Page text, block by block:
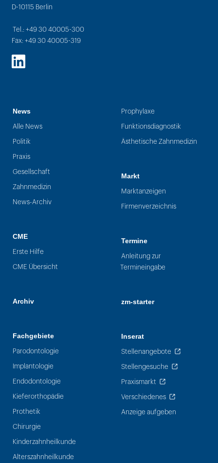
D-10115 Berlin
Tel.: +49 30 40005-300
Fax: +49 30 40005-319
LinkedIn
News
Alle News
Politik
Praxis
Gesellschaft
Zahnmedizin
News-Archiv
CME
Erste Hilfe
CME Übersicht
Archiv
Fachgebiete
Parodontologie
Implantologie
Endodontologie
Kieferorthopädie
Prothetik
Chirurgie
Kinderzahnheilkunde
Alterszahnheilkunde
Prophylaxe
Funktionsdiagnostik
Ästhetische Zahnmedizin
Markt
Marktanzeigen
Firmenverzeichnis
Termine
Anleitung zur
Termineingabe
zm-starter
Inserat
Stellenangebote
Stellengesuche
Praxismarkt
Verschiedenes
Anzeige aufgeben